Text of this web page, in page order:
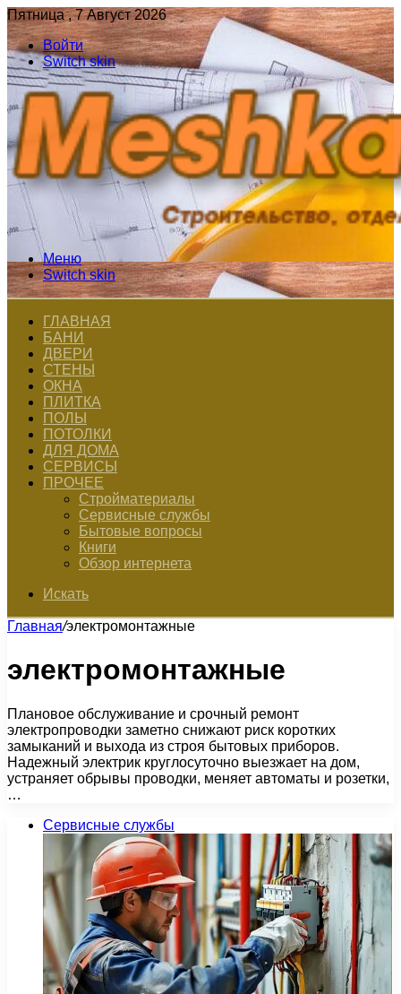
Пятница , 7 Август 2026
Войти
Switch skin
Меню
Switch skin
ГЛАВНАЯ
БАНИ
ДВЕРИ
СТЕНЫ
ОКНА
ПЛИТКА
ПОЛЫ
ПОТОЛКИ
ДЛЯ ДОМА
СЕРВИСЫ
ПРОЧЕЕ
Стройматериалы
Сервисные службы
Бытовые вопросы
Книги
Обзор интернета
Искать
Главная/электромонтажные
электромонтажные
Плановое обслуживание и срочный ремонт
электропроводки заметно снижают риск коротких
замыканий и выхода из строя бытовых приборов.
Надежный электрик круглосуточно выезжает на дом,
устраняет обрывы проводки, меняет автоматы и розетки,
…
Сервисные службы